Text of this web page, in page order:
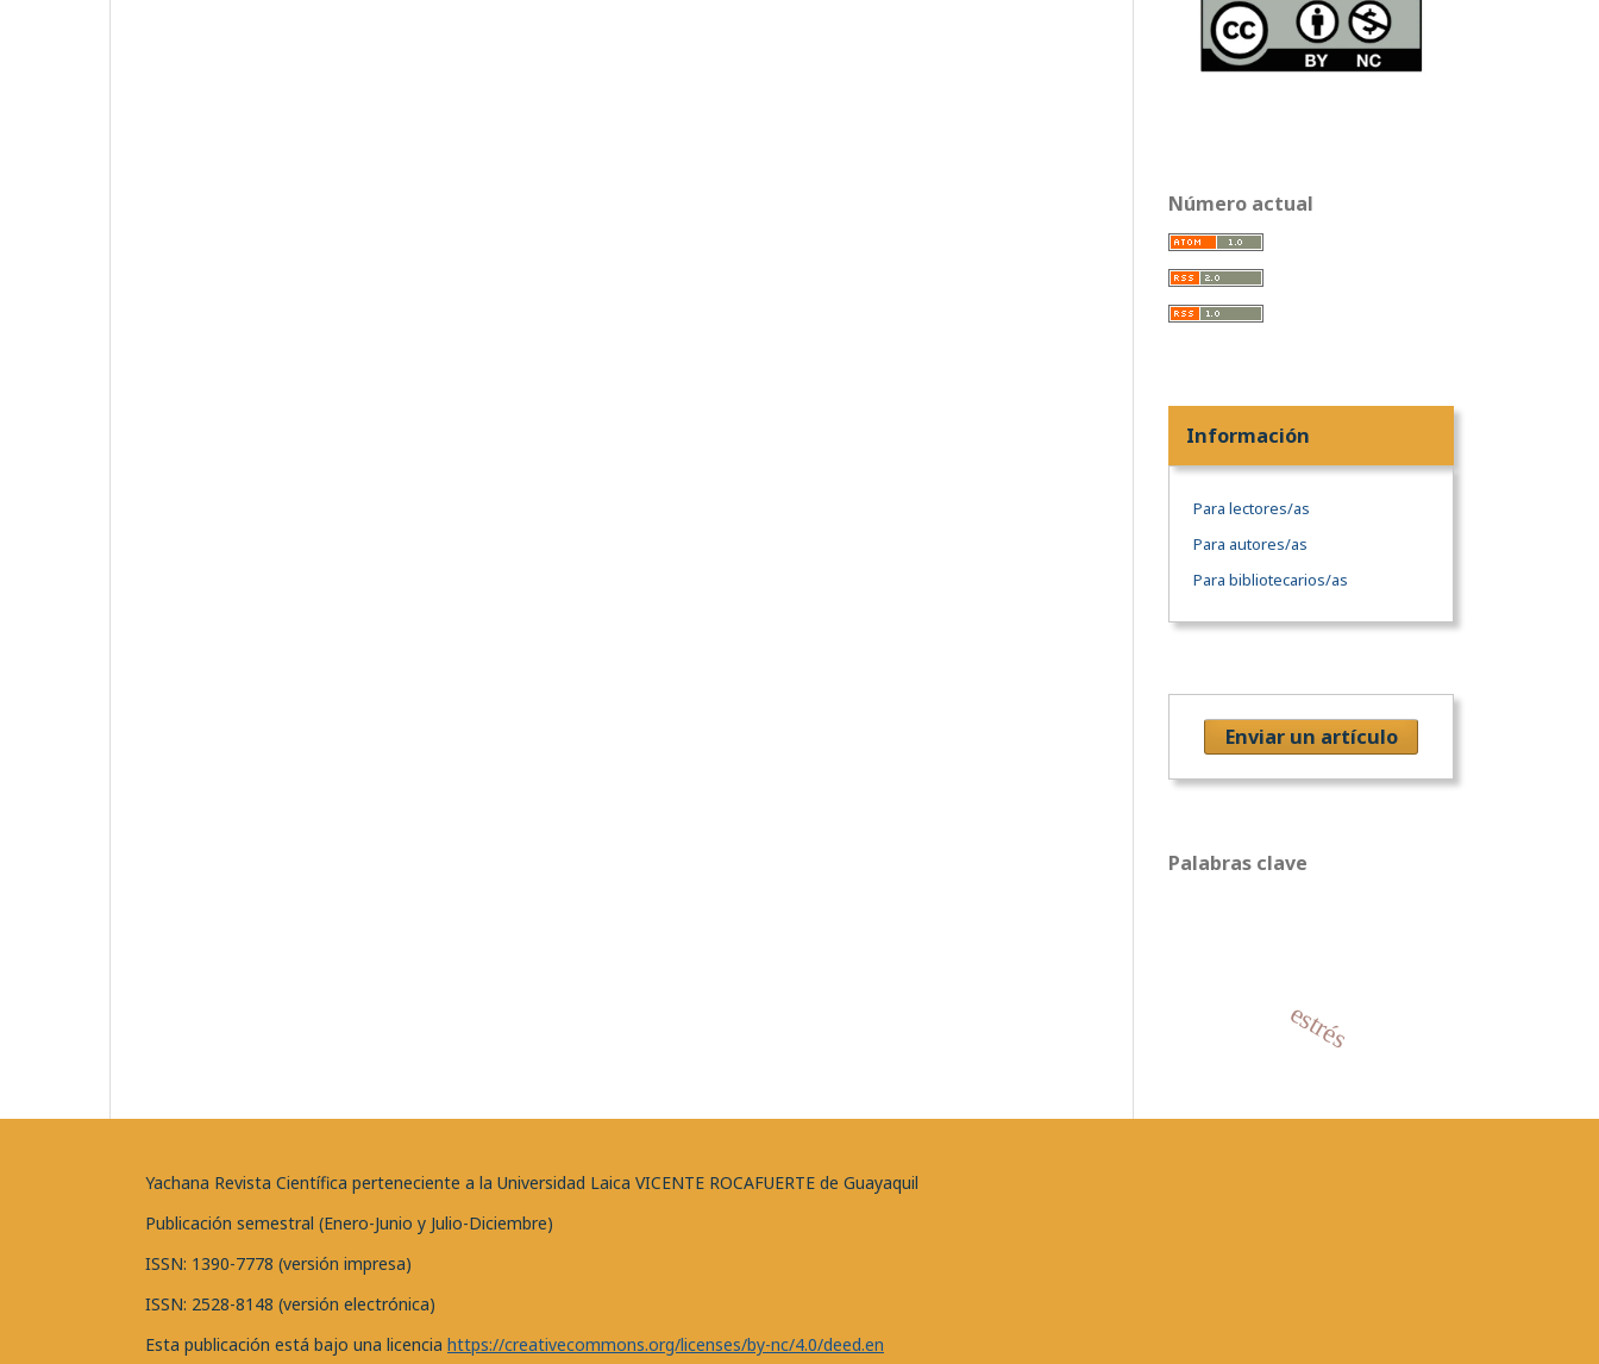
Número actual
Información
Para lectores/as
Para autores/as
Para bibliotecarios/as
Enviar un artículo
Palabras clave
estrés
Yachana Revista Científica perteneciente a la Universidad Laica VICENTE ROCAFUERTE de Guayaquil
Publicación semestral (Enero-Junio y Julio-Diciembre)
ISSN: 1390-7778 (versión impresa)
ISSN: 2528-8148 (versión electrónica)
Esta publicación está bajo una licencia https://creativecommons.org/licenses/by-nc/4.0/deed.en